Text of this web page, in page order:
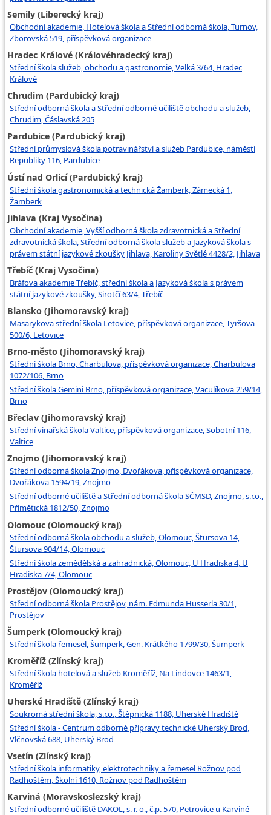
Semily (Liberecký kraj)
Obchodní akademie, Hotelová škola a Střední odborná škola, Turnov,
Zborovská 519, příspěvková organizace
Hradec Králové (Královéhradecký kraj)
Střední škola služeb, obchodu a gastronomie, Velká 3/64, Hradec
Králové
Chrudim (Pardubický kraj)
Střední odborná škola a Střední odborné učiliště obchodu a služeb,
Chrudim, Čáslavská 205
Pardubice (Pardubický kraj)
Střední průmyslová škola potravinářství a služeb Pardubice, náměstí
Republiky 116, Pardubice
Ústí nad Orlicí (Pardubický kraj)
Střední škola gastronomická a technická Žamberk, Zámecká 1,
Žamberk
Jihlava (Kraj Vysočina)
Obchodní akademie, Vyšší odborná škola zdravotnická a Střední
zdravotnická škola, Střední odborná škola služeb a Jazyková škola s
právem státní jazykové zkoušky Jihlava, Karoliny Světlé 4428/2, Jihlava
Třebíč (Kraj Vysočina)
Bráfova akademie Třebíč, střední škola a Jazyková škola s právem
státní jazykové zkoušky, Sirotčí 63/4, Třebíč
Blansko (Jihomoravský kraj)
Masarykova střední škola Letovice, příspěvková organizace, Tyršova
500/6, Letovice
Brno-město (Jihomoravský kraj)
Střední škola Brno, Charbulova, příspěvková organizace, Charbulova
1072/106, Brno
Střední škola Gemini Brno, příspěvková organizace, Vaculíkova 259/14,
Brno
Břeclav (Jihomoravský kraj)
Střední vinařská škola Valtice, příspěvková organizace, Sobotní 116,
Valtice
Znojmo (Jihomoravský kraj)
Střední odborná škola Znojmo, Dvořákova, příspěvková organizace,
Dvořákova 1594/19, Znojmo
Střední odborné učiliště a Střední odborná škola SČMSD, Znojmo, s.r.o.,
Přímětická 1812/50, Znojmo
Olomouc (Olomoucký kraj)
Střední odborná škola obchodu a služeb, Olomouc, Štursova 14,
Štursova 904/14, Olomouc
Střední škola zemědělská a zahradnická, Olomouc, U Hradiska 4, U
Hradiska 7/4, Olomouc
Prostějov (Olomoucký kraj)
Střední odborná škola Prostějov, nám. Edmunda Husserla 30/1,
Prostějov
Šumperk (Olomoucký kraj)
Střední škola řemesel, Šumperk, Gen. Krátkého 1799/30, Šumperk
Kroměříž (Zlínský kraj)
Střední škola hotelová a služeb Kroměříž, Na Lindovce 1463/1,
Kroměříž
Uherské Hradiště (Zlínský kraj)
Soukromá střední škola, s.r.o., Štěpnická 1188, Uherské Hradiště
Střední škola - Centrum odborné přípravy technické Uherský Brod,
Vlčnovská 688, Uherský Brod
Vsetín (Zlínský kraj)
Střední škola informatiky, elektrotechniky a řemesel Rožnov pod
Radhoštěm, Školní 1610, Rožnov pod Radhoštěm
Karviná (Moravskoslezský kraj)
Střední odborné učiliště DAKOL, s. r. o., č.p. 570, Petrovice u Karviné